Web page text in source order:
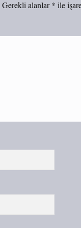
Gerekli alanlar* ile